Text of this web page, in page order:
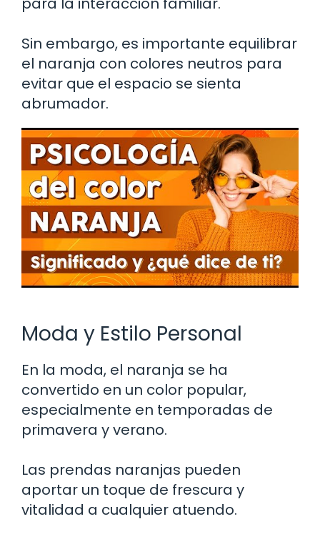
Sin embargo, es importante equilibrar
el naranja con colores neutros para
evitar que el espacio se sienta
abrumador.
Moda y Estilo Personal
En la moda, el naranja se ha
convertido en un color popular,
especialmente en temporadas de
primavera y verano.
Las prendas naranjas pueden
aportar un toque de frescura y
vitalidad a cualquier atuendo.